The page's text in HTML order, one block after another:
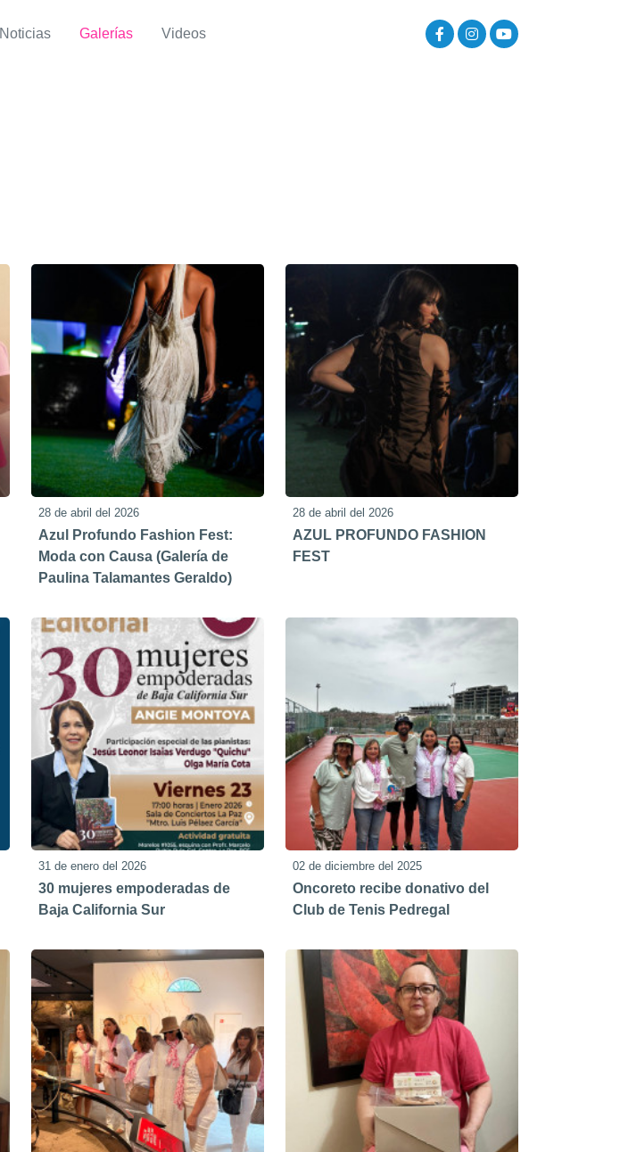
Noticias Galerías Videos
28 de abril del 2026
Azul Profundo Fashion Fest:
Moda con Causa (Galería de
Paulina Talamantes Geraldo)
28 de abril del 2026
AZUL PROFUNDO FASHION
FEST
31 de enero del 2026
30 mujeres empoderadas de
Baja California Sur
02 de diciembre del 2025
Oncoreto recibe donativo del
Club de Tenis Pedregal